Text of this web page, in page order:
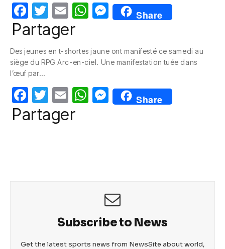
F
a
e
b
o
o
k
T
w
itt
er
E
m
W
s
p
p
M
e
e
g
er
Share
Partager
Des jeunes en t-shortes jaune ont manifesté ce samedi au
siège du RPG Arc-en-ciel. Une manifestation tuée dans
l’œuf par…
F
a
T
w
itt
E
m
W M
e
er
Share
Partager
Subscribe to News
Get the latest sports news from NewsSite about world,